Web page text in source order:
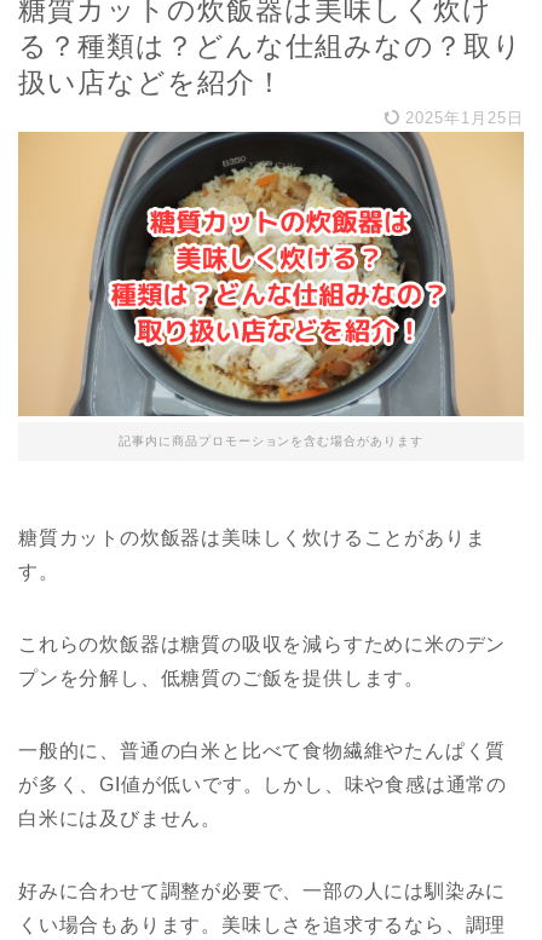
糖質カットの炊飯器は美味しく炊け
る？種類は？どんな仕組みなの？取り
扱い店などを紹介！
2025年1月25日
記事内に商品プロモーションを含む場合があります
糖質カットの炊飯器は美味しく炊けることがありま
す。
これらの炊飯器は糖質の吸収を減らすために米のデン
プンを分解し、低糖質のご飯を提供します。
一般的に、普通の白米と比べて食物繊維やたんぱく質
が多く、GI値が低いです。しかし、味や食感は通常の
白米には及びません。
好みに合わせて調整が必要で、一部の人には馴染みに
くい場合もあります。美味しさを追求するなら、調理